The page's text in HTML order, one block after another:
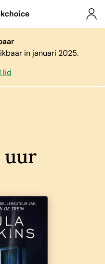
in januari 2025.
lid
uur